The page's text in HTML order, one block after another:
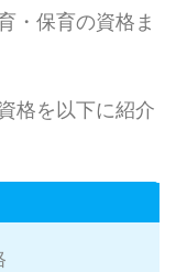
・保育の資格ま
格を以下に紹介